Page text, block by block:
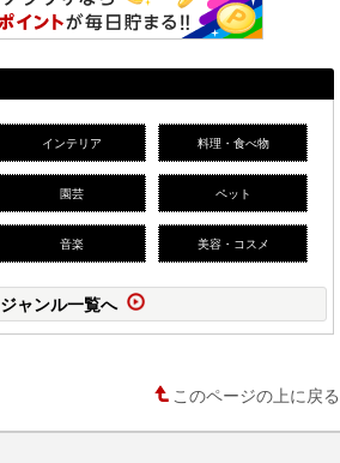
インテリア 料理・食べ物
園芸 ペット
音楽 美容・コスメ
ジャンル一覧へ
このページの上に戻る